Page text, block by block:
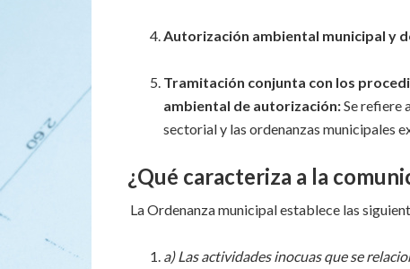
Autorización ambiental municipal y
Tramitación conjunta con los
ambiental de autorización:Se refiere
sectorial y las ordenanzas municipales
¿Qué caracteriza a la
La Ordenanza municipal establece las
a) Las actividades inocuas que se